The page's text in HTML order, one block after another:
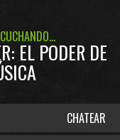
EL PODER DE
CHATEAR